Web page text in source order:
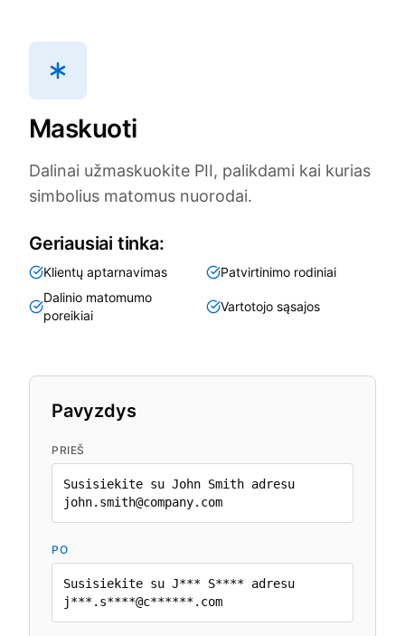
Maskuoti
Dalinai užmaskuokite PII, palikdami kai kurias
simbolius matomus nuorodai.
Geriausiai tinka:
Klientų aptarnavimas
Patvirtinimo rodiniai
Dalinio matomumo
poreikiai
Vartotojo sąsajos
Pavyzdys
PRIEŠ
Susisiekite su John Smith adresu
john.smith@company.com
PO
Susisiekite su J*** S**** adresu
j***.s****@c******.com